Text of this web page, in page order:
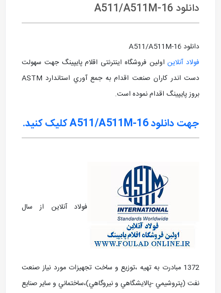
دانلود A511/A511M-16
دانلود A511/A511M-16
فولاد آنلایناولین فروشگاه اینترنتی اقلام پایپینگ جهت سهولت
دست اندر کاران صنعت اقدام به جمع آوري استاندارد ASTM
بروز پايپينگ اقدام نموده است.
جهت دانلود A511/A511M-16 کلیک کنید.
فولاد آنلاین از سال
1372 مبادرت به تهيه ،توزيع و ساخت تجهيزات مورد نياز صنعت
نفت (پتروشيمي -پالايشگاهي و نيروگاهي)،ساختماني و ساير صنايع